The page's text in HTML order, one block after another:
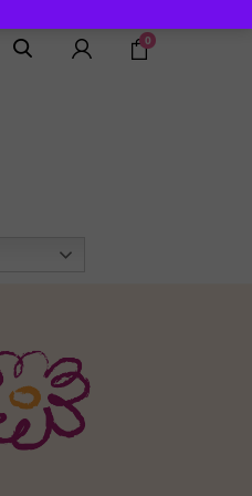
0